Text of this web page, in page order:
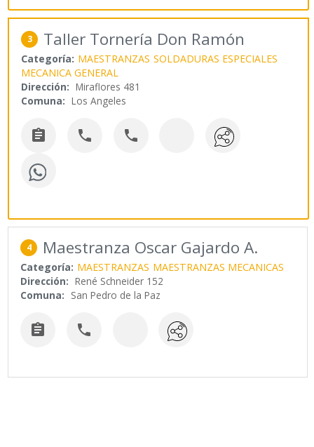
3 Taller Tornería Don Ramón
Categoría: MAESTRANZAS SOLDADURAS ESPECIALES
MECANICA GENERAL
Dirección: Miraflores 481
Comuna: Los Angeles
  
4 Maestranza Oscar Gajardo A.
Categoría: MAESTRANZAS MAESTRANZAS MECANICAS
Dirección: René Schneider 152
Comuna: San Pedro de la Paz
 